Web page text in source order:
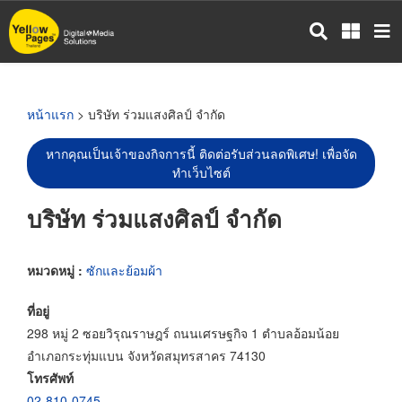
ข้าม
ไป
หน้าแรก > บริษัท ร่วมแสงศิลป์ จำกัด
หากคุณเป็นเจ้าของกิจการนี้ ติดต่อรับส่วนลดพิเศษ! เพื่อจัด
ทำเว็บไซต์
บริษัท ร่วมแสงศิลป์ จำกัด
หมวดหมู่ : ซักและย้อมผ้า
ที่อยู่
298 หมู่ 2 ซอยวิรุณราษฎร์ ถนนเศรษฐกิจ 1 ตำบลอ้อมน้อย
อำเภอกระทุ่มแบน จังหวัดสมุทรสาคร 74130
โทรศัพท์